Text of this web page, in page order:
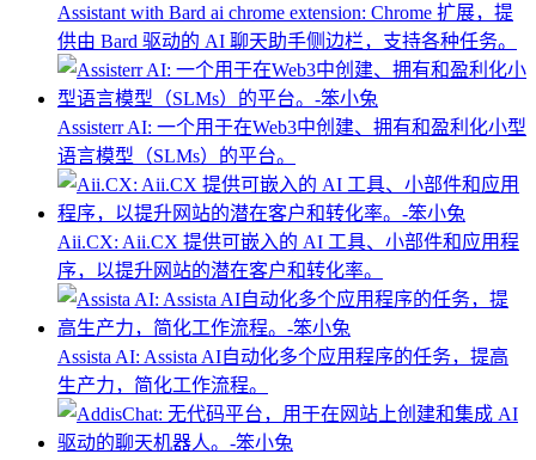
Assistant with Bard ai chrome extension: Chrome 扩展，提
供由 Bard 驱动的 AI 聊天助手侧边栏，支持各种任务。
Assisterr AI: 一个用于在Web3中创建、拥有和盈利化小型
语言模型（SLMs）的平台。
Aii.CX: Aii.CX 提供可嵌入的 AI 工具、小部件和应用程
序，以提升网站的潜在客户和转化率。
Assista AI: Assista AI自动化多个应用程序的任务，提高
生产力，简化工作流程。